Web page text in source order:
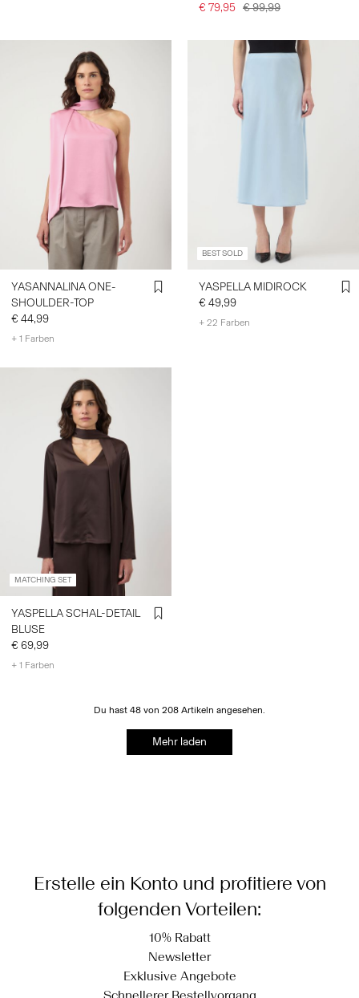
€ 79,95 € 99,99
YASANNALINA ONE-
SHOULDER-TOP
€ 44,99
+ 1 Farben
BEST SOLD
YASPELLA MIDIROCK
€ 49,99
+ 22 Farben
MATCHING SET
YASPELLA SCHAL-DETAIL
BLUSE
€ 69,99
+ 1 Farben
Du hast 48 von 208 Artikeln angesehen.
Mehr laden
Erstelle ein Konto und profitiere von
folgenden Vorteilen:
10% Rabatt
Newsletter
Exklusive Angebote